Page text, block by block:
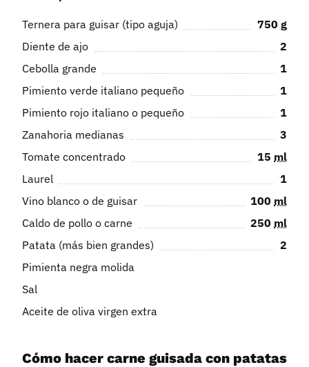
Ternera para guisar (tipo aguja) 750 g
Diente de ajo
2
Cebolla grande
1
Pimiento verde italiano pequeño
1
Pimiento rojo italiano o pequeño
1
Zanahoria medianas
3
Tomate concentrado
15 ml
Laurel
1
Vino blanco o de guisar
100 ml
Caldo de pollo o carne
250 ml
Patata (más bien grandes)
2
Pimienta negra molida
Sal
Aceite de oliva virgen extra
Cómo hacer carne guisada con patatas